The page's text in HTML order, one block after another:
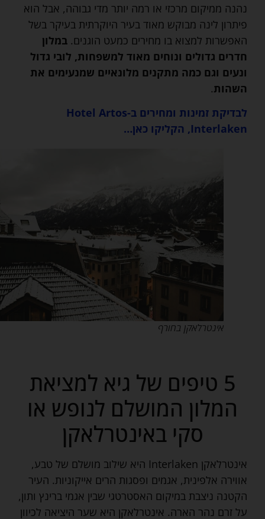
נהנה ממיקום מרכזי או רמה יותר מדי גבוהה, אבל הוא
פיתרון לינה מבוקש מאוד בעיר היוקרתית בעיקר בשל
האפשרות למצוא בו מחירים כמעט הוגנים.במלון
חדרים גדולים ונוחים מאוד למשפחות, לובי גדול
ונעים וגם כמה מתקנים מלונאיים שמנעימים את
השהות.
לבדיקת זמינות ומחירים ב-Hotel Artos
Interlaken, הקליקו כאן…
אינטרלאקן בחורף
5 טיפים של גיא למציאת
המלון המושלם לנופש או
סקי באינטרלאקן
אינטרלאקן Interlaken היא שילוב מושלם של טבע,
אווירה אלפינית, אגמים ופסגות הרים אייקוניות. העיר
הקטנה ניצבת במיקום האסטרטגי שבין אגמי ברינץ ותון,
על זרם נהר הארה. אינטרלאקן היא שער היציאה לכיוון